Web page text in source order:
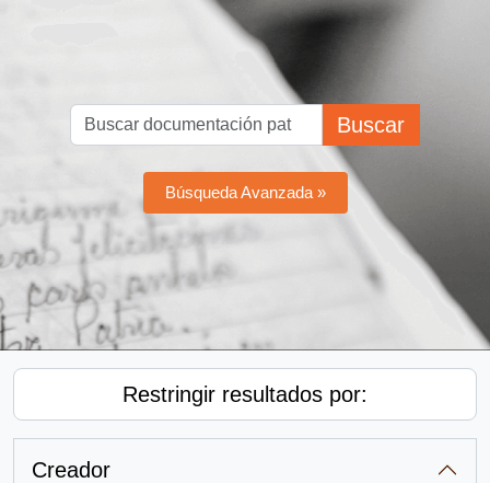
Buscar
Búsqueda Avanzada »
Restringir resultados por:
Creador